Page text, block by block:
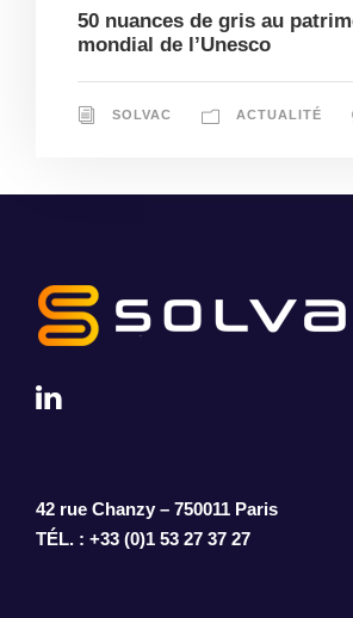
50 nuances de gris au
mondial de l’Unesco
SOLVAC ACTUALITÉ
42 rue Chanzy – 750011 Paris
TÉL. : +33 (0)1 53 27 37 27